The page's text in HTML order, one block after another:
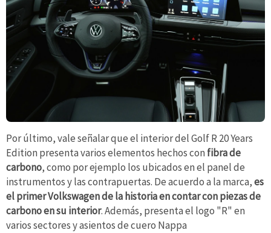
Por último, vale señalar que el interior del Golf R 20 Years
Edition presenta varios elementos hechos con fibra de
carbono, como por ejemplo los ubicados en el panel de
instrumentos y las contrapuertas. De acuerdo a la marca,es
el primer Volkswagen de la historia en contar con piezas de
carbono en su interior. Además, presenta el logo "R" en
varios sectores y asientos de cuero Nappa